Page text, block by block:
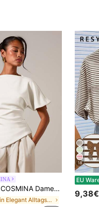
COSMINA Damen elegantes gerafftes T-Shirt mit Rundhalsausschnitt, geeignet für alle Jahreszeiten
in Elegant Alltags-T-Shirts
18
9,38€